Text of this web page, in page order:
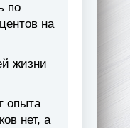
по
на
жизни
опыта
нет, а